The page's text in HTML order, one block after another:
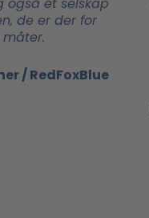
også et selskap
de er der for
/ RedFoxBlue